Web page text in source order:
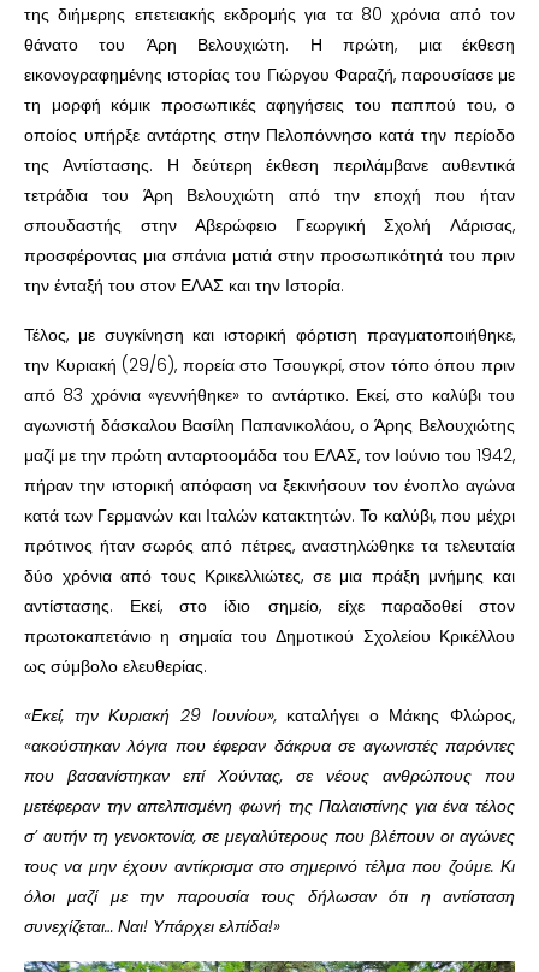
της διήμερης επετειακής εκδρομής για τα 80 χρόνια από τον
θάνατο του Άρη Βελουχιώτη. Η πρώτη, μια έκθεση
εικονογραφημένης ιστορίας του Γιώργου Φαραζή, παρουσίασε με
τη μορφή κόμικ προσωπικές αφηγήσεις του παππού του, ο
οποίος υπήρξε αντάρτης στην Πελοπόννησο κατά την περίοδο
της Αντίστασης. Η δεύτερη έκθεση περιλάμβανε αυθεντικά
τετράδια του Άρη Βελουχιώτη από την εποχή που ήταν
σπουδαστής στην Αβερώφειο Γεωργική Σχολή Λάρισας,
προσφέροντας μια σπάνια ματιά στην προσωπικότητά του πριν
την ένταξή του στον ΕΛΑΣ και την Ιστορία.
Τέλος, με συγκίνηση και ιστορική φόρτιση πραγματοποιήθηκε,
την Κυριακή (29/6), πορεία στο Τσουγκρί, στον τόπο όπου πριν
από 83 χρόνια «γεννήθηκε» το αντάρτικο. Εκεί, στο καλύβι του
αγωνιστή δάσκαλου Βασίλη Παπανικολάου, ο Άρης Βελουχιώτης
μαζί με την πρώτη ανταρτοομάδα του ΕΛΑΣ, τον Ιούνιο του 1942,
πήραν την ιστορική απόφαση να ξεκινήσουν τον ένοπλο αγώνα
κατά των Γερμανών και Ιταλών κατακτητών. Το καλύβι, που μέχρι
πρότινος ήταν σωρός από πέτρες, αναστηλώθηκε τα τελευταία
δύο χρόνια από τους Κρικελλιώτες, σε μια πράξη μνήμης και
αντίστασης. Εκεί, στο ίδιο σημείο, είχε παραδοθεί στον
πρωτοκαπετάνιο η σημαία του Δημοτικού Σχολείου Κρικέλλου
ως σύμβολο ελευθερίας.
«Εκεί, την Κυριακή 29 Ιουνίου», καταλήγει ο Μάκης Φλώρος,
«ακούστηκαν λόγια που έφεραν δάκρυα σε αγωνιστές παρόντες
που βασανίστηκαν επί Χούντας, σε νέους ανθρώπους που
μετέφεραν την απελπισμένη φωνή της Παλαιστίνης για ένα τέλος
σ’ αυτήν τη γενοκτονία, σε μεγαλύτερους που βλέπουν οι αγώνες
τους να μην έχουν αντίκρισμα στο σημερινό τέλμα που ζούμε. Κι
όλοι μαζί με την παρουσία τους δήλωσαν ότι η αντίσταση
συνεχίζεται… Ναι! Υπάρχει ελπίδα!»